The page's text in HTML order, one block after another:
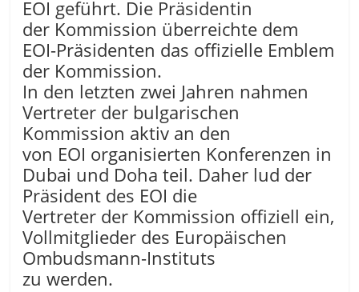
EOI geführt. Die Präsidentin
der Kommission überreichte dem
EOI-Präsidenten das offizielle Emblem
der Kommission.
In den letzten zwei Jahren nahmen
Vertreter der bulgarischen
Kommission aktiv an den
von EOI organisierten Konferenzen in
Dubai und Doha teil. Daher lud der
Präsident des EOI die
Vertreter der Kommission offiziell ein,
Vollmitglieder des Europäischen
Ombudsmann-Instituts
zu werden.